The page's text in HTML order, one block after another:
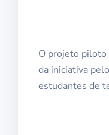
O projeto piloto
da iniciativa
estudantes de